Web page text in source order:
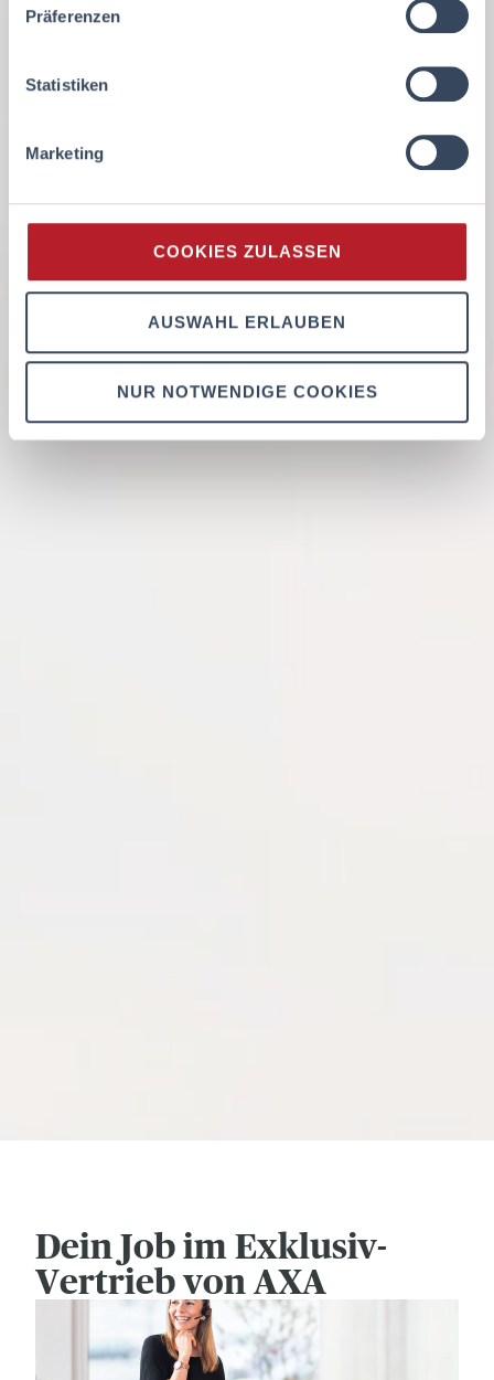
Präferenzen
Statistiken
Marketing
COOKIES ZULASSEN
AUSWAHL ERLAUBEN
NUR NOTWENDIGE COOKIES
Dein Job im Exklusiv-
Vertrieb von AXA